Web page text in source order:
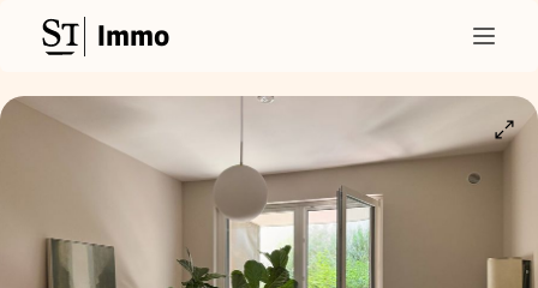
Immo